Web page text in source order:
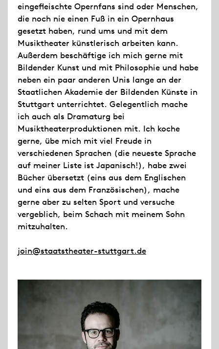
eingefleischte Opernfans sind oder Menschen,
die noch nie einen Fuß in ein Opernhaus
gesetzt haben, rund ums und mit dem
Musiktheater künstlerisch arbeiten kann.
Außerdem beschäftige ich mich gerne mit
Bildender Kunst und mit Philosophie und habe
neben ein paar anderen Unis lange an der
Staatlichen Akademie der Bildenden Künste in
Stuttgart unterrichtet. Gelegentlich mache
ich auch als Dramaturg bei
Musiktheaterproduktionen mit. Ich koche
gerne, übe mich mit viel Freude in
verschiedenen Sprachen (die neueste Sprache
auf meiner Liste ist Japanisch!), habe zwei
Bücher übersetzt (eins aus dem Englischen
und eins aus dem Französischen), mache
gerne aber zu selten Sport und versuche
vergeblich, beim Schach mit meinem Sohn
mitzuhalten.
join@staatstheater-stuttgart.de